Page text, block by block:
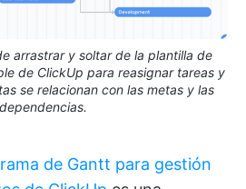
arrastrar y soltar de la plantilla de
de ClickUp para reasignar tareas y
se relacionan con las metas y las
dependencias.
de Gantt para gestión